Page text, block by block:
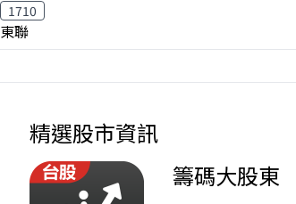
1710
東聯
精選股市資訊
籌碼大股東